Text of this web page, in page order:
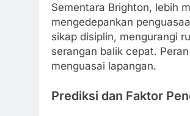
Sementara Brighton, lebih
mengedepankan
sikap disiplin, mengurangi
serangan balik cepat.
menguasai lapangan.
Prediksi dan Faktor